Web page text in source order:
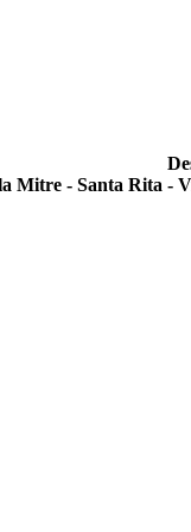
Mitre -­ Santa Rita -­